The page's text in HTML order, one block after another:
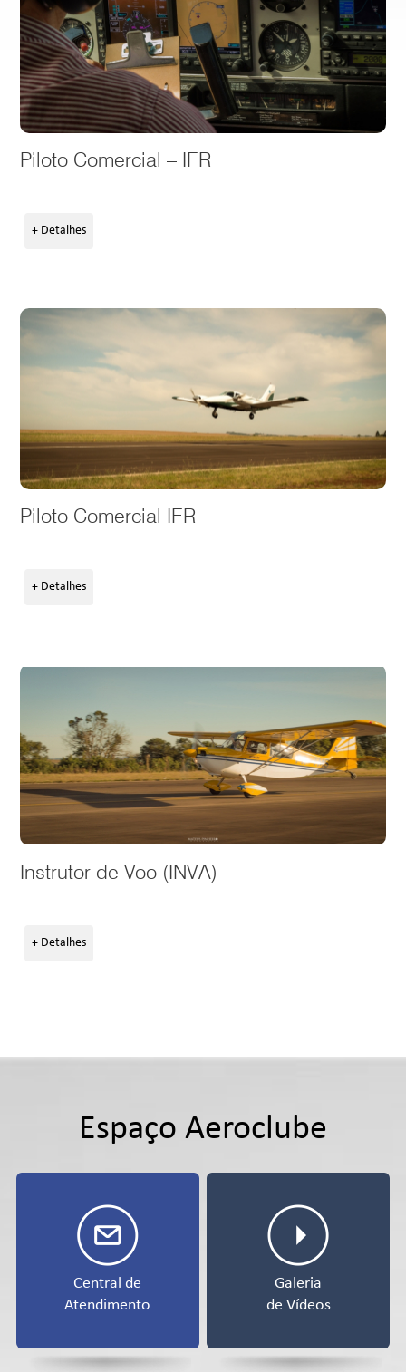
Piloto Comercial – IFR
+ Detalhes
Piloto Comercial IFR
+ Detalhes
Instrutor de Voo (INVA)
+ Detalhes
Espaço Aeroclube
Central de
Atendimento
Galeria
de Vídeos